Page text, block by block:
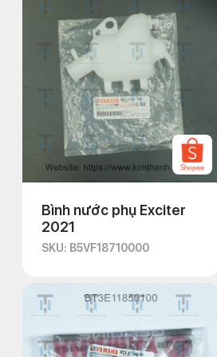
Chất liệu: hợp kim
Hình dáng: nhiều
Màu sắc: màu
Bình nước phụ Exciter
2021
SKU: B5VF18710000